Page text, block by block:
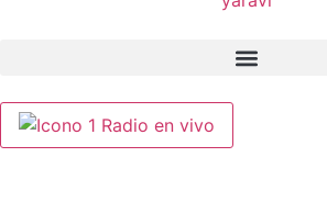
Radio en vivo